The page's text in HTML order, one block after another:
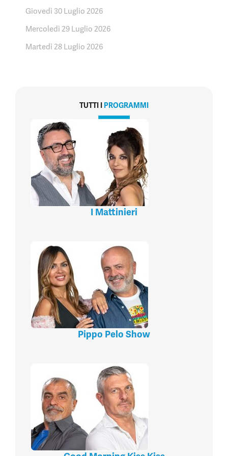
Giovedì 30 Luglio 2026
Mercoledì 29 Luglio 2026
Martedì 28 Luglio 2026
TUTTI I PROGRAMMI
I Mattinieri
Pippo Pelo Show